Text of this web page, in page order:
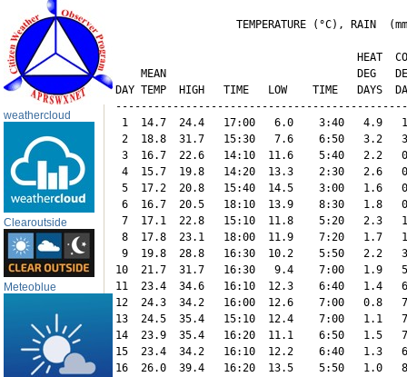
weathercloud
Clearoutside
Meteoblue
TEMPERATURE (°C), RAIN
HEAT
MEAN                              DEG
DAY TEMP  HIGH   TIME   LOW    TIME   DAYS
1  14.7  24.4   17:00   6.0    3:40   4.9
2  18.8  31.7   15:30   7.6    6:50   3.2
3  16.7  22.6   14:10  11.6    5:40   2.2
4  15.7  19.8   14:20  13.3    2:30   2.6
5  17.2  20.8   15:40  14.5    3:00   1.6
6  16.7  20.5   18:10  13.9    8:30   1.8
7  17.1  22.8   15:10  11.8    5:20   2.3
8  17.8  23.1   18:00  11.9    7:20   1.7
9  19.8  28.8   16:30  10.2    5:50   2.2
10  21.7  31.7   16:30   9.4    7:00   1.9
11  23.4  34.6   16:10  12.3    6:40   1.4
12  24.3  34.2   16:00  12.6    7:00   0.8
13  24.5  35.4   15:10  12.4    7:00   1.1
14  23.9  35.4   16:20  11.1    6:50   1.5
15  23.4  34.2   16:10  12.2    6:40   1.3
16  26.0  39.4   16:20  13.5    5:50   1.0